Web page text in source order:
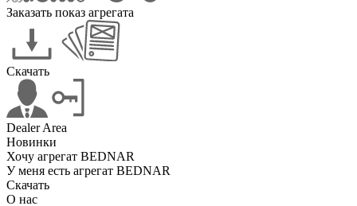
Заказать показ агрегата
Скачать
Dealer Area
Новинки
Хочу агрегат BEDNAR
У меня есть агрегат BEDNAR
Скачать
О нас